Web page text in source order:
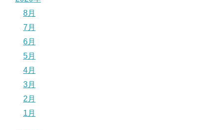
8月
7月
6月
5月
4月
3月
2月
1月